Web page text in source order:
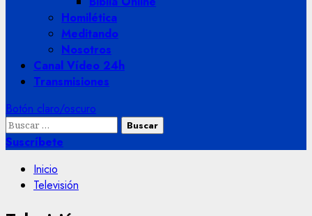
Homilética
Meditando
Nosotros
Canal Vídeo 24h
Transmisiones
Botón claro/oscuro
Buscar:
Suscríbete
Inicio
Televisión